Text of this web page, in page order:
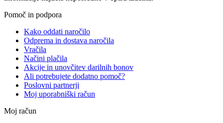
Pomoč in podpora
Kako oddati naročilo
Odprema in dostava naročila
Vračila
Načini plačila
Akcije in unovčitev darilnih bonov
Ali potrebujete dodatno pomoč?
Poslovni partnerji
Moj uporabniški račun
Moj račun